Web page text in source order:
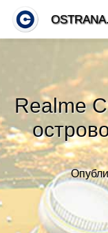
Realme
Тренды
Рубрики»
Правила